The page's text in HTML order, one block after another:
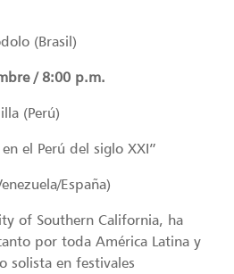
(Brasil)
/ 8:00 p.m.
(Perú)
el Perú del siglo XXI”
España)
of Southern California, ha
por toda América Latina y
solista en festivales